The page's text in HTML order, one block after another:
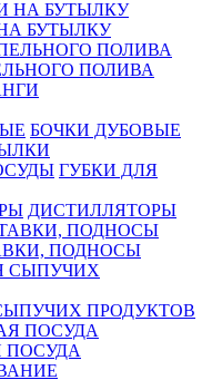
БУТЫЛКУ
ПОЛИВА
БОЧКИ ДУБОВЫЕ
ГУБКИ ДЛЯ
ДИСТИЛЛЯТОРЫ
ПОДНОСЫ
ПРОДУКТОВ
ПОСУДА